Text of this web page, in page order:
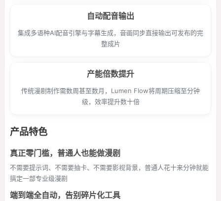
自动配音输出
集成多语种AI配音引擎与字幕生成，音画同步直接输出可发布的完
整成片
产能倍数提升
传统漫剧制作需数周甚至数月，Lumen Flow将周期压缩至分钟
级，效率提升数十倍
产品特色
真正零门槛，普通人也能做漫剧
不需要提示词、不需要抽卡、不需要影视背景，普通人花十来分钟就能
搞定一部专业级漫剧
端到端全自动，告别碎片化工具